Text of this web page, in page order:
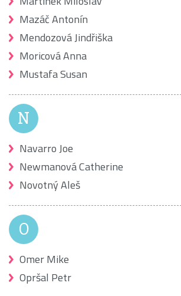
Mazáč Antonín
Mendozová Jindřiška
Moricová Anna
Mustafa Susan
N
Navarro Joe
Newmanová Catherine
Novotný Aleš
O
Omer Mike
Opršal Petr